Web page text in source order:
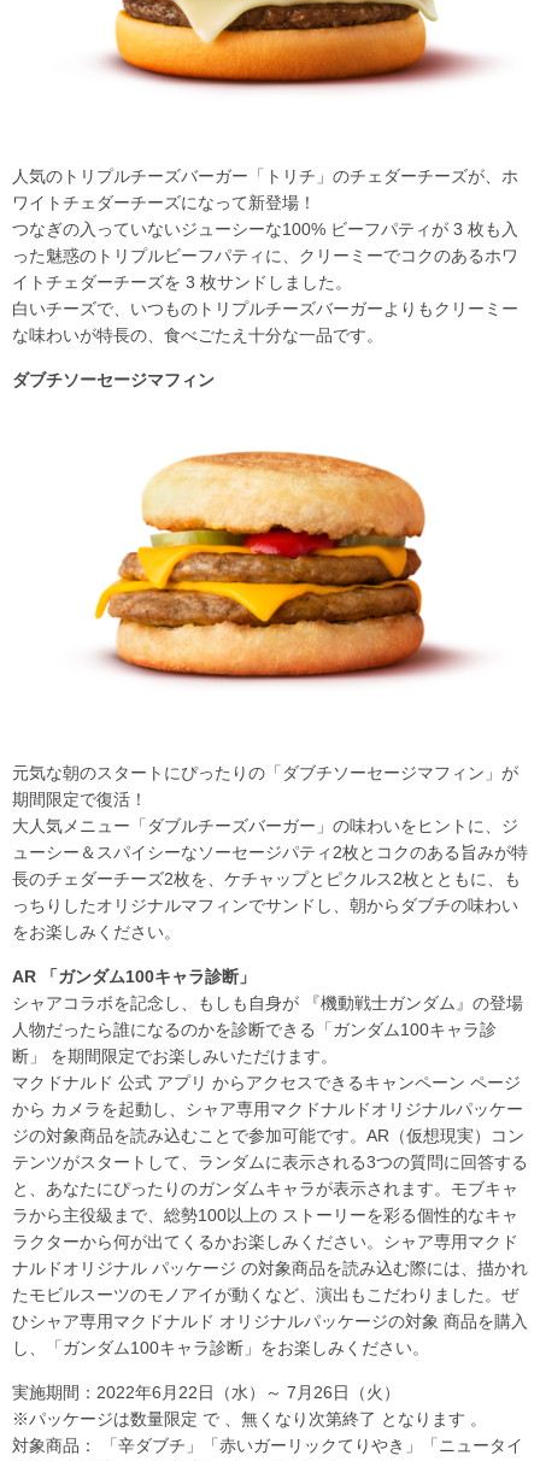
人気のトリプルチーズバーガー「トリチ」のチェダーチーズが、ホ
ワイトチェダーチーズになって新登場！
つなぎの入っていないジューシーな100% ビーフパティが 3 枚も入
った魅惑のトリプルビーフパティに、クリーミーでコクのあるホワ
イトチェダーチーズを 3 枚サンドしました。
白いチーズで、いつものトリプルチーズバーガーよりもクリーミー
な味わいが特長の、食べごたえ十分な一品です。
ダブチソーセージマフィン
元気な朝のスタートにぴったりの「ダブチソーセージマフィン」が
期間限定で復活！
大人気メニュー「ダブルチーズバーガー」の味わいをヒントに、ジ
ューシー＆スパイシーなソーセージパティ2枚とコクのある旨みが特
長のチェダーチーズ2枚を、ケチャップとピクルス2枚とともに、も
っちりしたオリジナルマフィンでサンドし、朝からダブチの味わい
をお楽しみください。
AR 「ガンダム100キャラ診断」
シャアコラボを記念し、もしも自身が 『機動戦士ガンダム』の登場
人物だったら誰になるのかを診断できる「ガンダム100キャラ診
断」 を期間限定でお楽しみいただけます。
マクドナルド 公式 アプリ からアクセスできるキャンペーン ページ
から カメラを起動し、シャア専用マクドナルドオリジナルパッケー
ジの対象商品を読み込むことで参加可能です。AR（仮想現実）コン
テンツがスタートして、ランダムに表示される3つの質問に回答する
と、あなたにぴったりのガンダムキャラが表示されます。モブキャ
ラから主役級まで、総勢100以上の ストーリーを彩る個性的なキャ
ラクターから何が出てくるかお楽しみください。シャア専用マクド
ナルドオリジナル パッケージ の対象商品を読み込む際には、描かれ
たモビルスーツのモノアイが動くなど、演出もこだわりました。ぜ
ひシャア専用マクドナルド オリジナルパッケージの対象 商品を購入
し、「ガンダム100キャラ診断」をお楽しみください。
実施期間：2022年6月22日（水）～ 7月26日（火）
※パッケージは数量限定 で 、無くなり次第終了 となります 。
対象商品： 「辛ダブチ」「赤いガーリックてりやき」「ニュータイ